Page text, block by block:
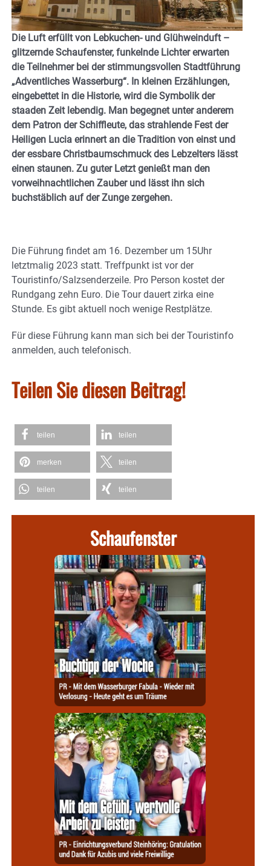
Die Luft erfüllt von Lebkuchen- und Glühweinduft –
glitzernde Schaufenster, funkelnde Lichter erwarten
die Teilnehmer bei der stimmungsvollen Stadtführung
„Adventliches Wasserburg“. In kleinen Erzählungen,
eingebettet in die Historie, wird die Symbolik der
staaden Zeit lebendig. Man begegnet unter anderem
dem Patron der Schiffleute, das strahlende Fest der
Heiligen Lucia erinnert an die Tradition von einst und
der essbare Christbaumschmuck des Lebzelters lässt
einen staunen. Zu guter Letzt genießt man den
vorweihnachtlichen Zauber und lässt ihn sich
buchstäblich auf der Zunge zergehen.
Die Führung findet am 16. Dezember um 15Uhr
letztmalig 2023 statt. Treffpunkt ist vor der
Touristinfo/Salzsenderzeile. Pro Person kostet der
Rundgang zehn Euro. Die Tour dauert zirka eine
Stunde. Es gibt aktuell noch wenige Restplätze.
Für diese Führung kann man sich bei der Touristinfo
anmelden, auch telefonisch.
Teilen Sie diesen Beitrag!
teilen teilen
merken teilen
teilen teilen
Schaufenster